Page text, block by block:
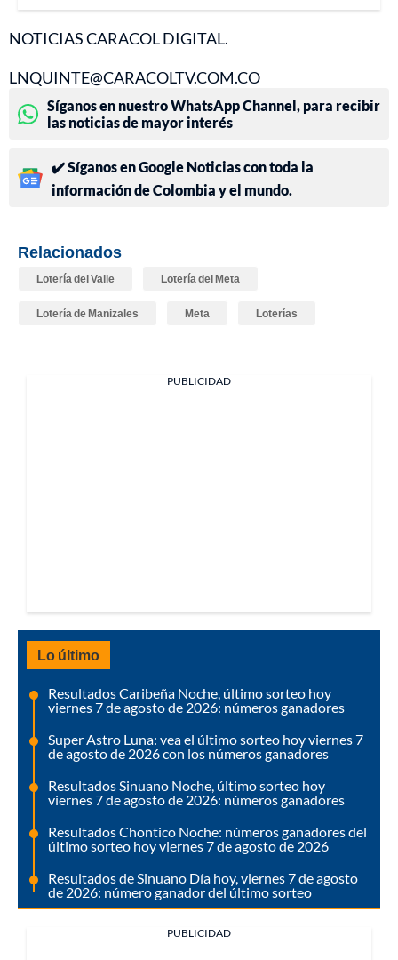
NOTICIAS CARACOL DIGITAL.
LNQUINTE@CARACOLTV.COM.CO
Síganos en nuestro WhatsApp Channel, para recibir
las noticias de mayor interés
✔️ Síganos en Google Noticias con toda la
información de Colombia y el mundo.
Relacionados
Lotería del Valle Lotería del Meta
Lotería de Manizales Meta Loterías
PUBLICIDAD
Lo último
Resultados Caribeña Noche, último sorteo hoy
viernes 7 de agosto de 2026: números ganadores
Super Astro Luna: vea el último sorteo hoy viernes 7
de agosto de 2026 con los números ganadores
Resultados Sinuano Noche, último sorteo hoy
viernes 7 de agosto de 2026: números ganadores
Resultados Chontico Noche: números ganadores del
último sorteo hoy viernes 7 de agosto de 2026
Resultados de Sinuano Día hoy, viernes 7 de agosto
de 2026: número ganador del último sorteo
PUBLICIDAD